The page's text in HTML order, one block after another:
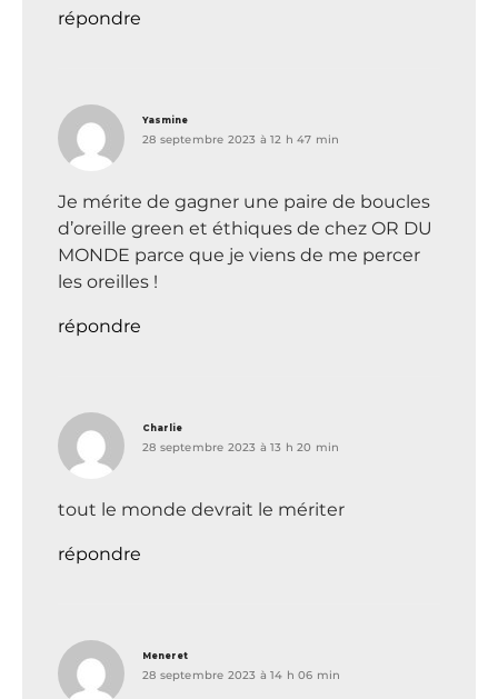
répondre
Yasmine
28 septembre 2023 à 12 h 47 min
Je mérite de gagner une paire de boucles
d’oreille green et éthiques de chez OR DU
MONDE parce que je viens de me percer
les oreilles !
répondre
Charlie
28 septembre 2023 à 13 h 20 min
tout le monde devrait le mériter
répondre
Meneret
28 septembre 2023 à 14 h 06 min